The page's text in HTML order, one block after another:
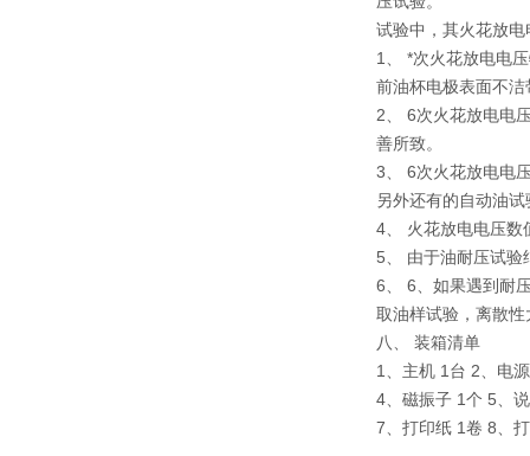
试验中，其火花放
1、 *次火花放电电
前油杯电极表面不
2、 6次火花放电电
善所致。
3、 6次火花放电电
另外还有的自动油
4、 火花放电电压数
5、 由于油耐压试验
6、 6、如果遇到耐
取油样试验，离散
八、 装箱清单
1、主机 1台 2、电
4、磁振子 1个 5、
7、打印纸 1卷 8、